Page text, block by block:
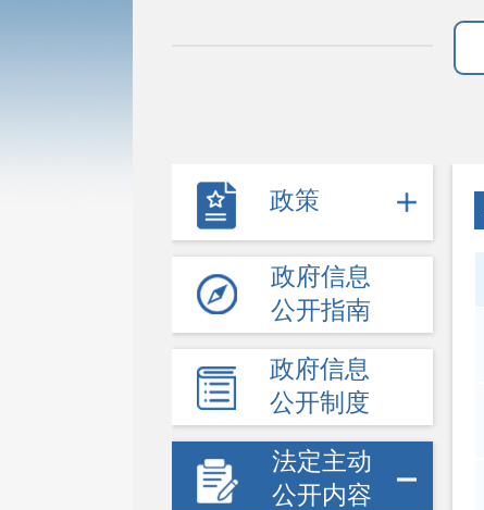
政策
政府信息
公开指南
政府信息
公开制度
法定主动
公开内容